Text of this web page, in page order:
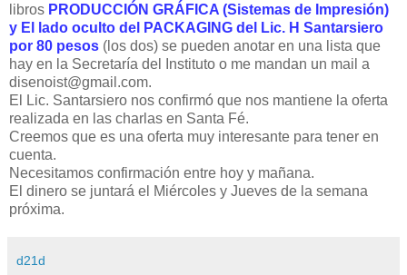
libros PRODUCCIÓN GRÁFICA (Sistemas de Impresión)
y El lado oculto del PACKAGING del Lic. H Santarsiero
por 80 pesos (los dos) se pueden anotar en una lista que
hay en la Secretaría del Instituto o me mandan un mail a
disenoist@gmail.com.
El Lic. Santarsiero nos confirmó que nos mantiene la oferta
realizada en las charlas en Santa Fé.
Creemos que es una oferta muy interesante para tener en
cuenta.
Necesitamos confirmación entre hoy y mañana.
El dinero se juntará el Miércoles y Jueves de la semana
próxima.
d21d